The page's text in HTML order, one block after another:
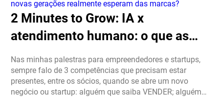
2 Minutes to Grow: IA x
atendimento humano: o que as
novas gerações realmente
esperam das marcas?
Nas minhas palestras para empreendedores e startups,
sempre falo de 3 competências que precisam estar
presentes, entre os sócios, quando se abre um novo
negócio ou startup: alguém que saiba VENDER; alguém